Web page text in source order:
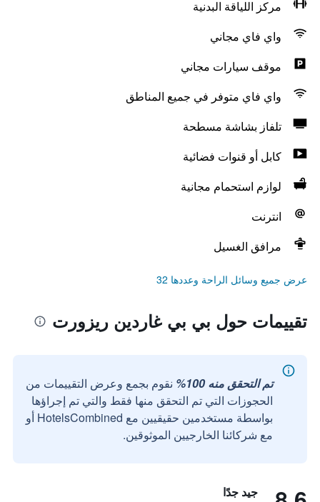
مركز اللياقة البدنية
واي فاي مجاني
موقف سيارات مجاني
واي فاي متوفر في جميع المناطق
تلفاز بشاشة مسطحة
كابل أو قنوات فضائية
لوازم استحمام مجانية
انترنت
مرافق الغسيل
عرض جميع وسائل الراحة وعددها 32
تقييمات حول بي بي غاردين ريزورت
تم التحقق منه 100%
نقوم بجمع وعرض التقييمات من
الحجوزات التي تم التحقق منها فقط والتي تم إجراؤها
بواسطة مستخدمين حقيقيين مع HotelsCombined أو
مع شركائنا الخارجيين الموثوقين.
جيد جدًا